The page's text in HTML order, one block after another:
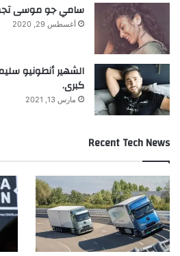
الحلوة فستان
سامي جو موسى تجسد
أغسطس 29, 2020
الشهير أنطونيو
كبرى.
مارس 13, 2021
Recent Tech News